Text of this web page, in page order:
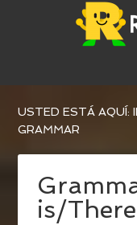
USTED ESTÁ AQUÍ:
GRAMMAR
is/